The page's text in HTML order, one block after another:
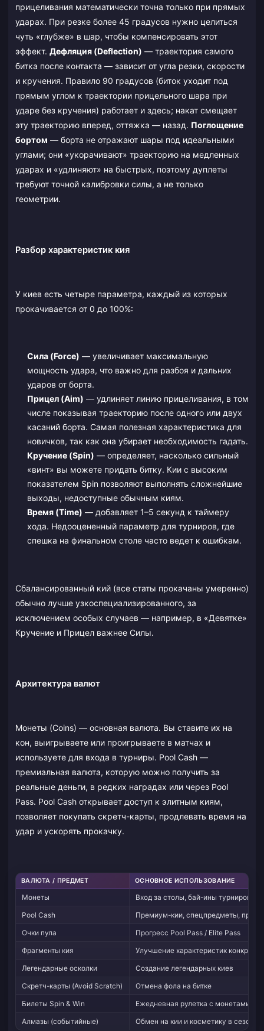
прицеливания математически точна только при прямых
ударах. При резке более 45 градусов нужно целиться
чуть «глубже» в шар, чтобы компенсировать этот
эффект. Дефляция (Deflection) — траектория самого
битка после контакта — зависит от угла резки, скорости
и кручения. Правило 90 градусов (биток уходит под
прямым углом к траектории прицельного шара при
ударе без кручения) работает и здесь; накат смещает
эту траекторию вперед, оттяжка — назад. Поглощение
бортом — борта не отражают шары под идеальными
углами; они «укорачивают» траекторию на медленных
ударах и «удлиняют» на быстрых, поэтому дуплеты
требуют точной калибровки силы, а не только
геометрии.
Разбор характеристик кия
У киев есть четыре параметра, каждый из которых
прокачивается от 0 до 100%:
Сила (Force) — увеличивает максимальную
мощность удара, что важно для разбоя и дальних
ударов от борта.
Прицел (Aim) — удлиняет линию прицеливания, в том
числе показывая траекторию после одного или двух
касаний борта. Самая полезная характеристика для
новичков, так как она убирает необходимость гадать.
Кручение (Spin) — определяет, насколько сильный
«винт» вы можете придать битку. Кии с высоким
показателем Spin позволяют выполнять сложнейшие
выходы, недоступные обычным киям.
Время (Time) — добавляет 1–5 секунд к таймеру
хода. Недооцененный параметр для турниров, где
спешка на финальном столе часто ведет к ошибкам.
Сбалансированный кий (все статы прокачаны умеренно)
обычно лучше узкоспециализированного, за
исключением особых случаев — например, в «Девятке»
Кручение и Прицел важнее Силы.
Архитектура валют
Монеты (Coins) — основная валюта. Вы ставите их на
кон, выигрываете или проигрываете в матчах и
используете для входа в турниры. Pool Cash —
премиальная валюта, которую можно получить за
реальные деньги, в редких наградах или через Pool
Pass. Pool Cash открывает доступ к элитным киям,
позволяет покупать скретч-карты, продлевать время на
удар и ускорять прокачку.
ВАЛЮТА / ПРЕДМЕТ ОСНОВНОЕ ИСПОЛЬЗОВАНИЕ
Монеты
Вход за столы, бай-ины турниров,
Pool Cash
Премиум-кии, спецпредметы,
Очки пула
Прогресс Pool Pass / Elite Pass
Фрагменты кия
Улучшение характеристик
Легендарные осколки
Создание легендарных киев
Скретч-карты (Avoid Scratch)
Отмена фола на битке
Билеты Spin & Win
Ежедневная рулетка с монетами/
Алмазы (событийные)
Обмен на кии и косметику в